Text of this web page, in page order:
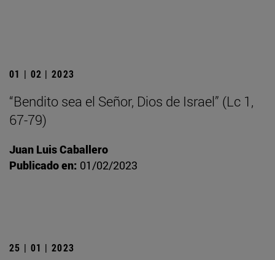
01 | 02 | 2023
“Bendito sea el Señor, Dios de Israel” (Lc 1,
67-79)
Juan Luis Caballero
Publicado en: 01/02/2023
25 | 01 | 2023